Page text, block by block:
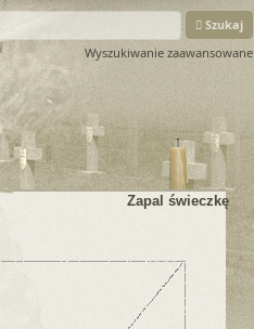
Szukaj
Wyszukiwanie zaawansowane
Zapal świeczkę